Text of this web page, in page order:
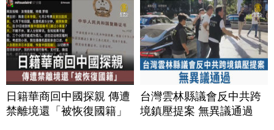
日籍華商回中國探親 傳遭
禁離境還「被恢復國籍」
台灣雲林縣議會反中共跨
境鎮壓提案 無異議通過